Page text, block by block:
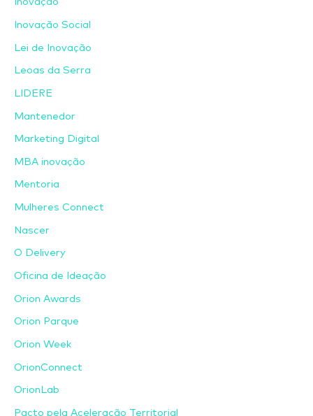
Inovação Social
Lei de Inovação
Leoas da Serra
LIDERE
Mantenedor
Marketing Digital
MBA inovação
Mentoria
Mulheres Connect
Nascer
O Delivery
Oficina de Ideação
Orion Awards
Orion Parque
Orion Week
OrionConnect
OrionLab
Pacto pela Aceleração Territorial